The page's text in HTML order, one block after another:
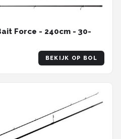
Force - 240cm - 30-
BEKIJK OP BOL